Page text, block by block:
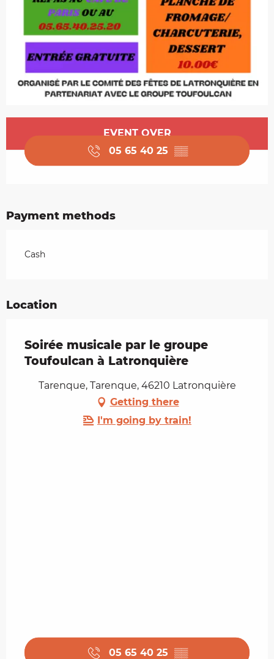
Opening hours & contact details
EVENT OVER
05 65 40 25 ▒▒
Payment methods
Cash
Location
Soirée musicale par le groupe
Toufoulcan à Latronquière
Tarenque, Tarenque, 46210 Latronquière
Getting there
I'm going by train!
05 65 40 25 ▒▒